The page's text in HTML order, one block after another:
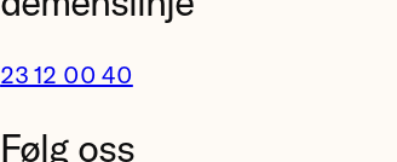
23 12 00 40
Følg oss